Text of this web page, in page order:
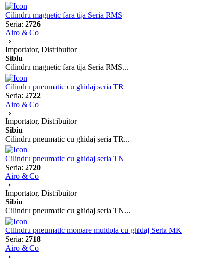
Cilindru magnetic fara tija Seria RMS
Seria: 2726
Airo & Co
Importator, Distribuitor
Sibiu
Cilindru magnetic fara tija Seria RMS...
Cilindru pneumatic cu ghidaj seria TR
Seria: 2722
Airo & Co
Importator, Distribuitor
Sibiu
Cilindru pneumatic cu ghidaj seria TR...
Cilindru pneumatic cu ghidaj seria TN
Seria: 2720
Airo & Co
Importator, Distribuitor
Sibiu
Cilindru pneumatic cu ghidaj seria TN...
Cilindru pneumatic montare multipla cu ghidaj Seria MK
Seria: 2718
Airo & Co